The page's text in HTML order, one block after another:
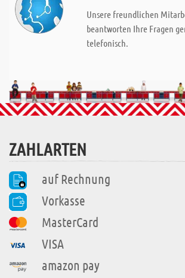
Unsere freundlichen
beantworten Ihre Fragen
telefonisch.
ZAHLARTEN
auf Rechnung
Vorkasse
MasterCard
VISA
amazon pay